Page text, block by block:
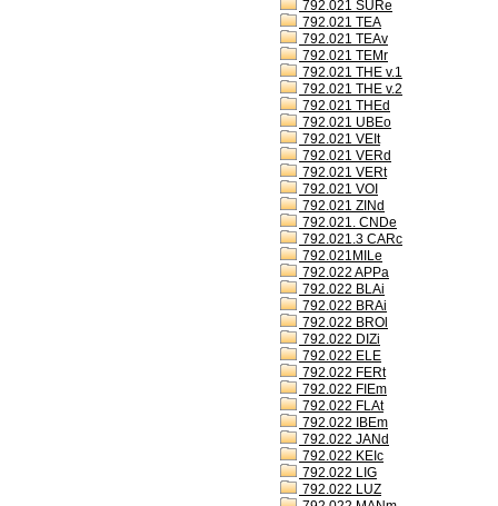
792.021 SURe
792.021 TEA
792.021 TEAv
792.021 TEMr
792.021 THE v.1
792.021 THE v.2
792.021 THEd
792.021 UBEo
792.021 VEIt
792.021 VERd
792.021 VERt
792.021 VOI
792.021 ZINd
792.021. CNDe
792.021.3 CARc
792.021MILe
792.022 APPa
792.022 BLAi
792.022 BRAi
792.022 BROl
792.022 DIZi
792.022 ELE
792.022 FERt
792.022 FIEm
792.022 FLAt
792.022 IBEm
792.022 JANd
792.022 KEIc
792.022 LIG
792.022 LUZ